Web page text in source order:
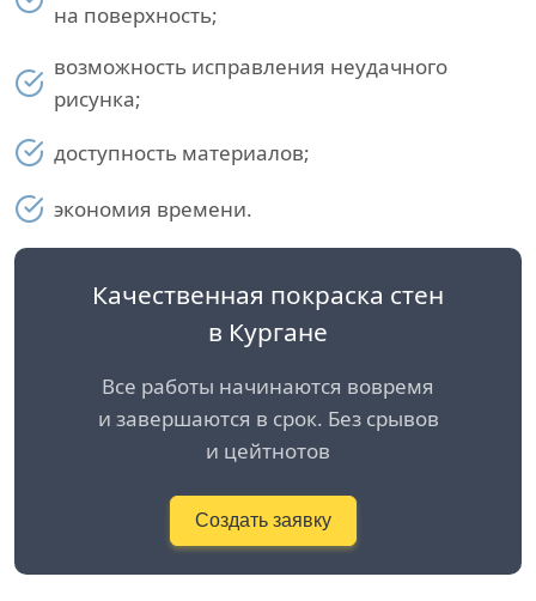
на поверхность;
возможность исправления неудачного
рисунка;
доступность материалов;
экономия времени.
Качественная покраска стен
в Кургане
Все работы начинаются вовремя
и завершаются в срок. Без срывов
и цейтнотов
Создать заявку